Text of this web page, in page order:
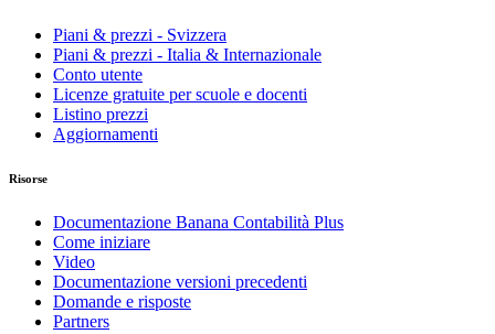
Piani & prezzi - Svizzera
Piani & prezzi - Italia & Internazionale
Conto utente
Licenze gratuite per scuole e docenti
Listino prezzi
Aggiornamenti
Risorse
Documentazione Banana Contabilità Plus
Come iniziare
Video
Documentazione versioni precedenti
Domande e risposte
Partners